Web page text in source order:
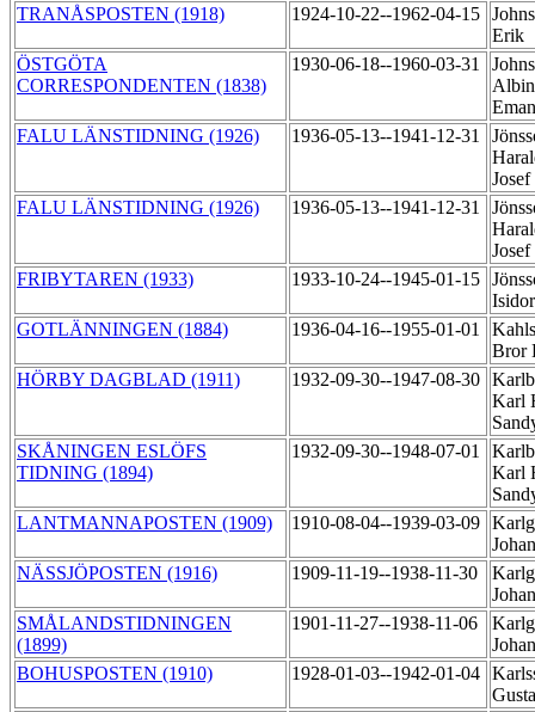
TRANÅSPOSTEN (1918) 1924-10-22--1962-04-15
Erik
ÖSTGÖTA
CORRESPONDENTEN (1838)
1930-06-18--1960-03-31
Albin
FALU LÄNSTIDNING (1926)
1936-05-13--1941-12-31
Josef
FALU LÄNSTIDNING (1926)
1936-05-13--1941-12-31
Josef
FRIBYTAREN (1933)
1933-10-24--1945-01-15
GOTLÄNNINGEN (1884)
1936-04-16--1955-01-01
Bror
HÖRBY DAGBLAD (1911)
1932-09-30--1947-08-30
Karl
SKÅNINGEN ESLÖFS
TIDNING (1894)
1932-09-30--1948-07-01
Karl
LANTMANNAPOSTEN (1909)
1910-08-04--1939-03-09
NÄSSJÖPOSTEN (1916)
1909-11-19--1938-11-30
SMÅLANDSTIDNINGEN
(1899)
1901-11-27--1938-11-06
BOHUSPOSTEN (1910)
1928-01-03--1942-01-04